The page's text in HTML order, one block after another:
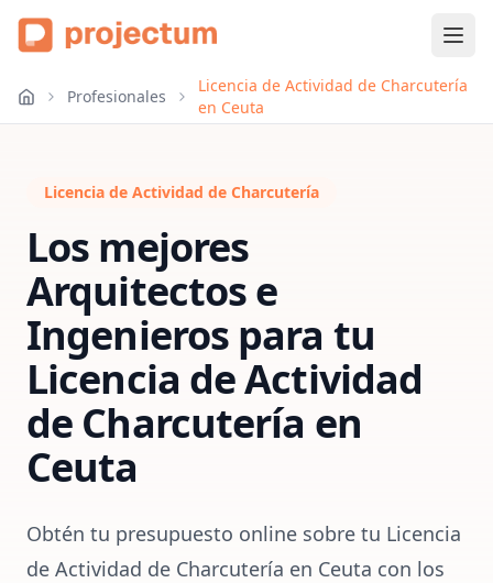
Profesionales
Licencia de Actividad de Charcutería
en Ceuta
Licencia de Actividad de Charcutería
Los mejores
Arquitectos e
Ingenieros para tu
Licencia de Actividad
de Charcutería en
Ceuta
Obtén tu presupuesto online sobre tu Licencia
de Actividad de Charcutería en Ceuta con los